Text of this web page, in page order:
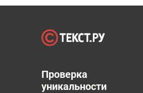
Проверка
уникальности